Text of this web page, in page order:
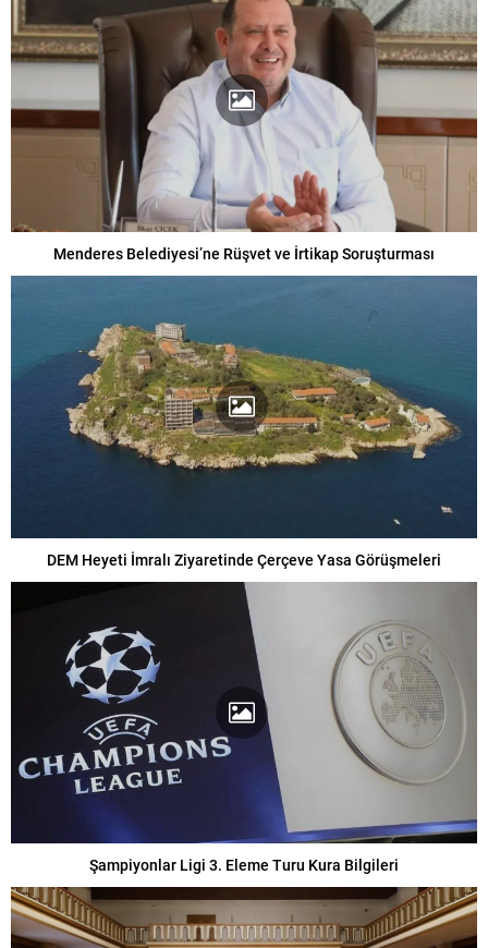
Menderes Belediyesi’ne Rüşvet ve İrtikap Soruşturması
DEM Heyeti İmralı Ziyaretinde Çerçeve Yasa Görüşmeleri
Şampiyonlar Ligi 3. Eleme Turu Kura Bilgileri